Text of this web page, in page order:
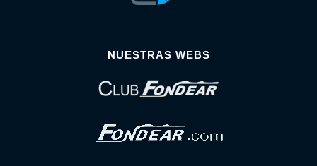
NUESTRAS WEBS